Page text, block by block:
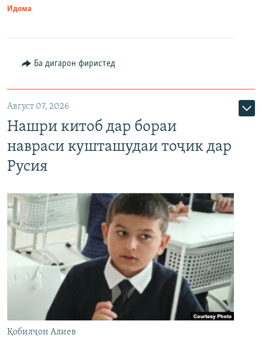
Идома
Ба дигарон фиристед
Август 07, 2026
Нашри китоб дар бораи
навраси кушташудаи тоҷик дар
Русия
Қобилҷон Алиев